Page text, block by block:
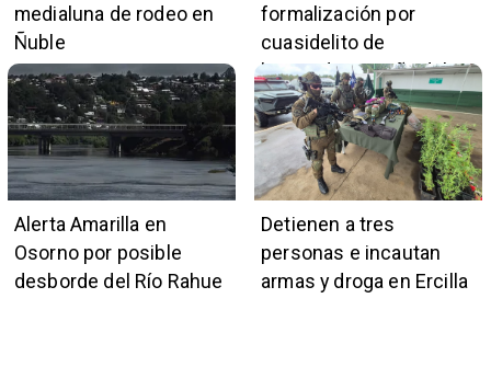
medialuna de rodeo en
Ñuble
formalización por
cuasidelito de
homicidio en Viña del
Mar
Alerta Amarilla en
Osorno por posible
desborde del Río Rahue
Detienen a tres
personas e incautan
armas y droga en Ercilla